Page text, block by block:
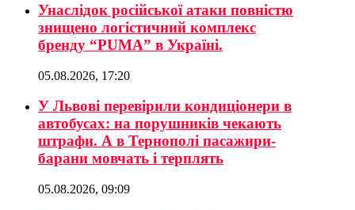
Унаслідок російської атаки повністю
знищено логістичний комплекс
бренду “PUMA” в Україні.
05.08.2026, 17:20
У Львові перевірили кондиціонери в
автобусах: на порушників чекають
штрафи. А в Тернополі пасажири-
барани мовчать і терплять
05.08.2026, 09:09